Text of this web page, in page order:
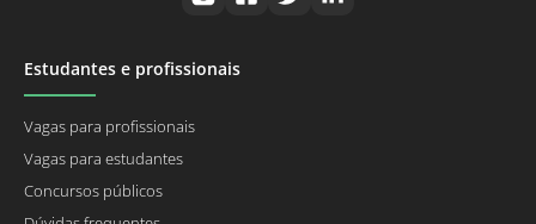
Estudantes e profissionais
Vagas para profissionais
Vagas para estudantes
Concursos públicos